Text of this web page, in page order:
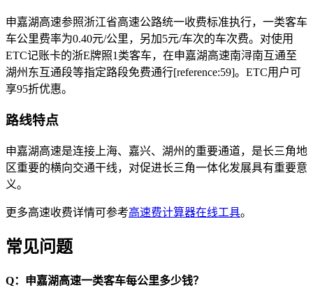
申嘉湖高速参照浙江省高速公路统一收费标准执行，一类客车
车公里费率为0.40元/公里，另加5元/车次的车次费。对使用
ETC记账卡的浙E牌照1类客车，在申嘉湖高速南浔南互通至
湖州东互通段等指定路段免费通行[reference:59]。ETC用户可
享95折优惠。
路线特点
申嘉湖高速是连接上海、嘉兴、湖州的重要通道，是长三角地
区重要的横向交通干线，对促进长三角一体化发展具有重要意
义。
更多高速收费详情可参考高速费计算器在线工具。
常见问题
Q：申嘉湖高速一类客车每公里多少钱？